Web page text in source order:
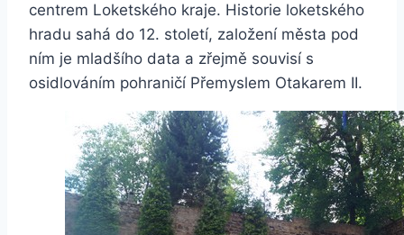
centrem Loketského kraje. Historie loketského
hradu sahá do 12. století, založení města pod
ním je mladšího data a zřejmě souvisí s
osidlováním pohraničí Přemyslem Otakarem II.